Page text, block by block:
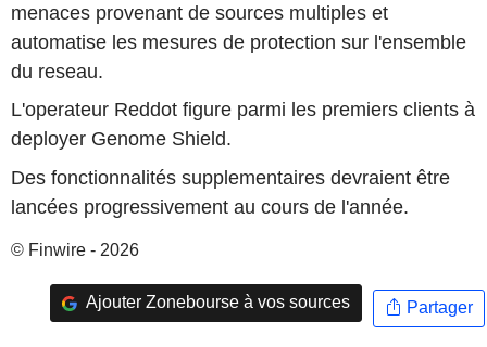
menaces provenant de sources multiples et
automatise les mesures de protection sur l'ensemble
du reseau.
L'operateur Reddot figure parmi les premiers clients à
deployer Genome Shield.
Des fonctionnalités supplementaires devraient être
lancées progressivement au cours de l'année.
© Finwire - 2026
Ajouter Zonebourse à vos sources Partager